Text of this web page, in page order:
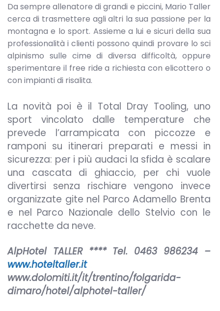
Da sempre allenatore di grandi e piccini, Mario Taller
cerca di trasmettere agli altri la sua passione per la
montagna e lo sport. Assieme a lui e sicuri della sua
professionalità i clienti possono quindi provare lo sci
alpinismo sulle cime di diversa difficoltà, oppure
sperimentare il free ride a richiesta con elicottero o
con impianti di risalita.
La novità poi è il Total Dray Tooling, uno
sport vincolato dalle temperature che
prevede l’arrampicata con piccozze e
ramponi su itinerari preparati e messi in
sicurezza: per i più audaci la sfida è scalare
una cascata di ghiaccio, per chi vuole
divertirsi senza rischiare vengono invece
organizzate gite nel Parco Adamello Brenta
e nel Parco Nazionale dello Stelvio con le
racchette da neve.
AlpHotel TALLER **** Tel. 0463 986234 –
www.hoteltaller.it
www.dolomiti.it/it/trentino/folgarida-
dimaro/hotel/alphotel-taller/